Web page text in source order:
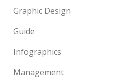
Graphic Design
Guide
Infographics
Management